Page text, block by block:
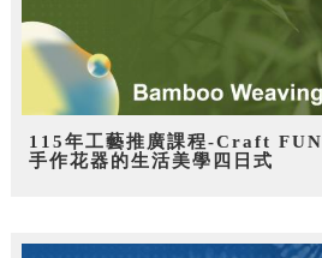
115年工藝推廣課程-Craft
手作花器的生活美學四日式